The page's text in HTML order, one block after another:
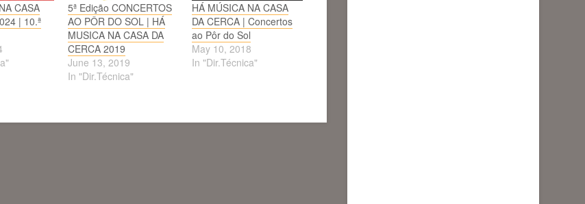
CASA
| 10.ª
5ª Edição CONCERTOS
AO PÔR DO SOL | HÁ
MUSICA NA CASA DA
CERCA 2019
June 13, 2019
In "Dir.Técnica"
HÁ MÚSICA NA CASA
DA CERCA | Concertos
ao Pôr do Sol
May 10, 2018
In "Dir.Técnica"